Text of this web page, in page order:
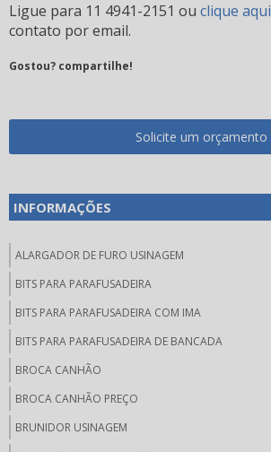
Ligue para 11 4941-2151 ou clique aqui
contato por email.
Gostou? compartilhe!
Solicite um orçamento
INFORMAÇÕES
ALARGADOR DE FURO USINAGEM
BITS PARA PARAFUSADEIRA
BITS PARA PARAFUSADEIRA COM IMA
BITS PARA PARAFUSADEIRA DE BANCADA
BROCA CANHÃO
BROCA CANHÃO PREÇO
BRUNIDOR USINAGEM